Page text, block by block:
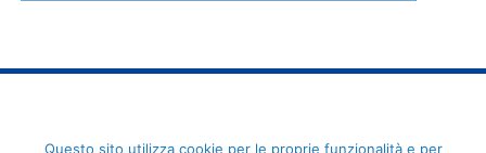
FederCUSI: Federazione Italiana dello Sport Universitario - Via
Questo sito utilizza cookie per le proprie funzionalità e per